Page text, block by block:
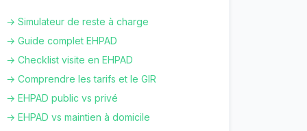
→ Simulateur de reste à charge
→ Guide complet EHPAD
→ Checklist visite en EHPAD
→ Comprendre les tarifs et le GIR
→ EHPAD public vs privé
→ EHPAD vs maintien à domicile